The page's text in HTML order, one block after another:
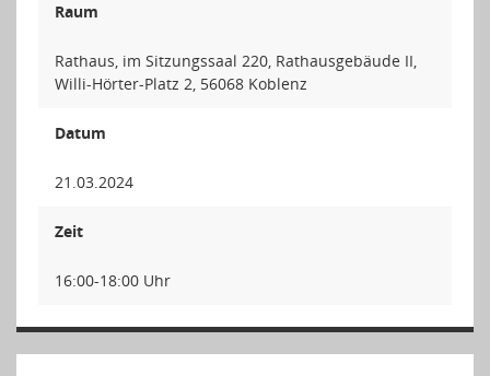
Raum
Rathaus, im Sitzungssaal 220, Rathausgebäude II,
Willi-Hörter-Platz 2, 56068 Koblenz
Datum
21.03.2024
Zeit
16:00-18:00 Uhr